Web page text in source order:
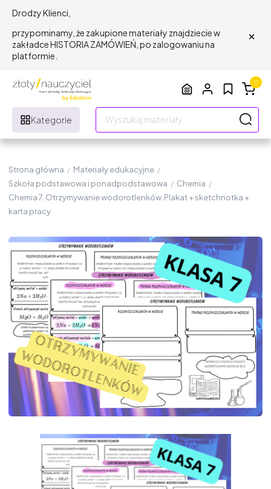
Drodzy Klienci,
przypominamy, że zakupione materiały znajdziecie w
zakładce HISTORIA ZAMÓWIEŃ, po zalogowaniu na
platformie.
×
Kategorie
0
Strona główna / Materiały edukacyjne /
Szkoła podstawowa i ponadpodstawowa / Chemia /
Chemia 7. Otrzymywanie wodorotlenków. Plakat + sketchnotka +
karta pracy